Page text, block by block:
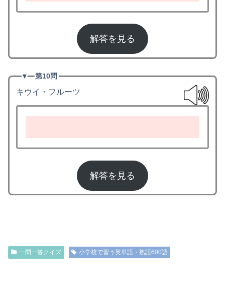
解答を見る
▼第10問
キウイ・フルーツ
解答を見る
一問一答クイズ 小学校で習う英単語・熟語600語